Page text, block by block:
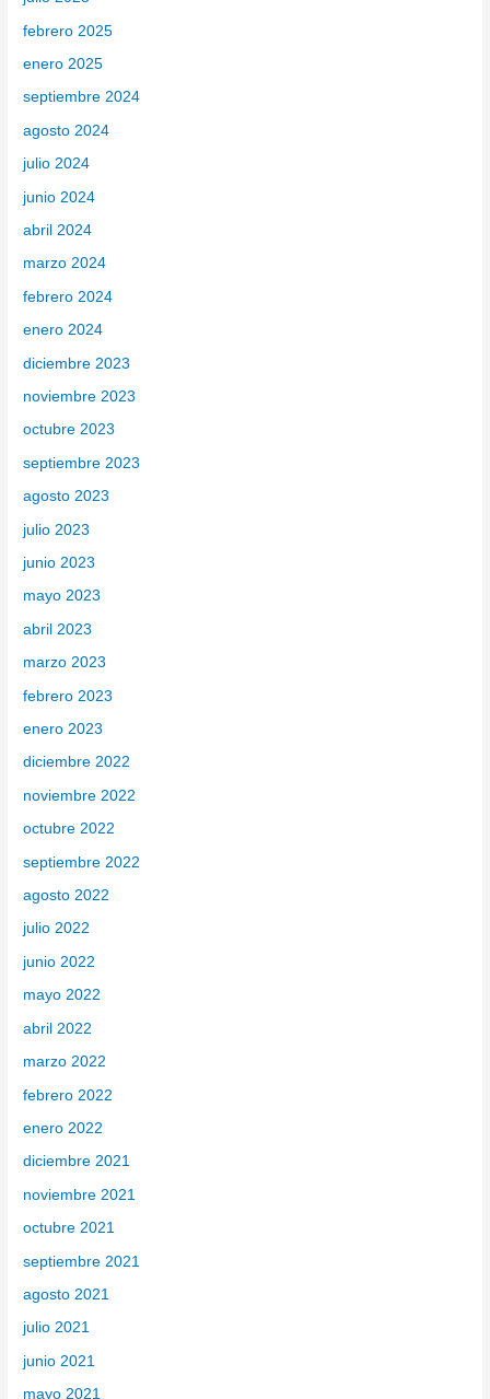
febrero 2025
enero 2025
septiembre 2024
agosto 2024
julio 2024
junio 2024
abril 2024
marzo 2024
febrero 2024
enero 2024
diciembre 2023
noviembre 2023
octubre 2023
septiembre 2023
agosto 2023
julio 2023
junio 2023
mayo 2023
abril 2023
marzo 2023
febrero 2023
enero 2023
diciembre 2022
noviembre 2022
octubre 2022
septiembre 2022
agosto 2022
julio 2022
junio 2022
mayo 2022
abril 2022
marzo 2022
febrero 2022
enero 2022
diciembre 2021
noviembre 2021
octubre 2021
septiembre 2021
agosto 2021
julio 2021
junio 2021
mayo 2021